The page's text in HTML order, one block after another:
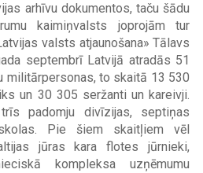
arhīvu dokumentos, taču šādu
kaimiņvalsts joprojām tur
valsts atjaunošana» Tālavs
septembrī Latvijā atradās 51
militārpersonas, to skaitā 13 530
un 30 305 seržanti un kareivji.
padomju divīzijas, septiņas
Pie šiem skaitļiem vēl
jūras kara flotes jūrnieki,
kompleksa uzņēmumu